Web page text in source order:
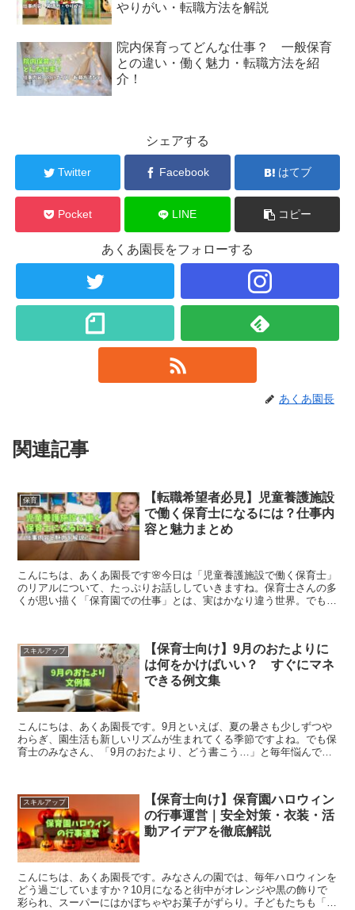
やりがい・転職方法を解説
院内保育ってどんな仕事？ 一般保育
との違い・働く魅力・転職方法を紹
介！
シェアする
Twitter Facebook はてブ
Pocket LINE コピー
あくあ園長をフォローする
あくあ園長
関連記事
保育
【転職希望者必見】児童養護施設
で働く保育士になるには？仕事内
容と魅力まとめ
こんにちは、あくあ園長です🌸今日は「児童養護施設で働く保育士」
のリアルについて、たっぷりお話ししていきますね。保育士さんの多
くが思い描く「保育園での仕事」とは、実はかなり違う世界。でもそ
スキルアップ
【保育士向け】9月のおたよりに
は何をかけばいい？ すぐにマネ
できる例文集
こんにちは、あくあ園長です。9月といえば、夏の暑さも少しずつや
わらぎ、園生活も新しいリズムが生まれてくる季節ですよね。でも保
育士のみなさん、「9月のおたより、どう書こう…」と毎年悩んでい
スキルアップ
【保育士向け】保育園ハロウィン
の行事運営｜安全対策・衣装・活
動アイデアを徹底解説
こんにちは、あくあ園長です。みなさんの園では、毎年ハロウィンを
どう過ごしていますか？10月になると街中がオレンジや黒の飾りで
彩られ、スーパーにはかぼちゃやお菓子がずらり。子どもたちも「お